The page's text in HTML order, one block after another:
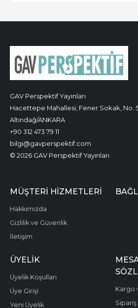
GAV Perspektif Yayınları
Hacettepe Mahallesi, Fener Sokak, No.
Altındağ/ANKARA
+90 312 473 79 11
bilgi@gavperspektif.com
© 2026 GAV Perspektif Yayınları
MÜŞTERI HIZMETLERI
Hakkımızda
Gizlilik ve Güvenlik
İletişim
ÜYELIK
Üyelik Koşulları
Üye Girişi
Yeni Üyelik
Kargo
Sipariş